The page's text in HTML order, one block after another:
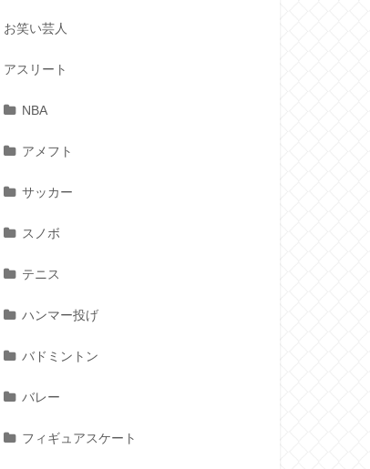
お笑い芸人
アスリート
NBA
アメフト
サッカー
スノボ
テニス
ハンマー投げ
バドミントン
バレー
フィギュアスケート